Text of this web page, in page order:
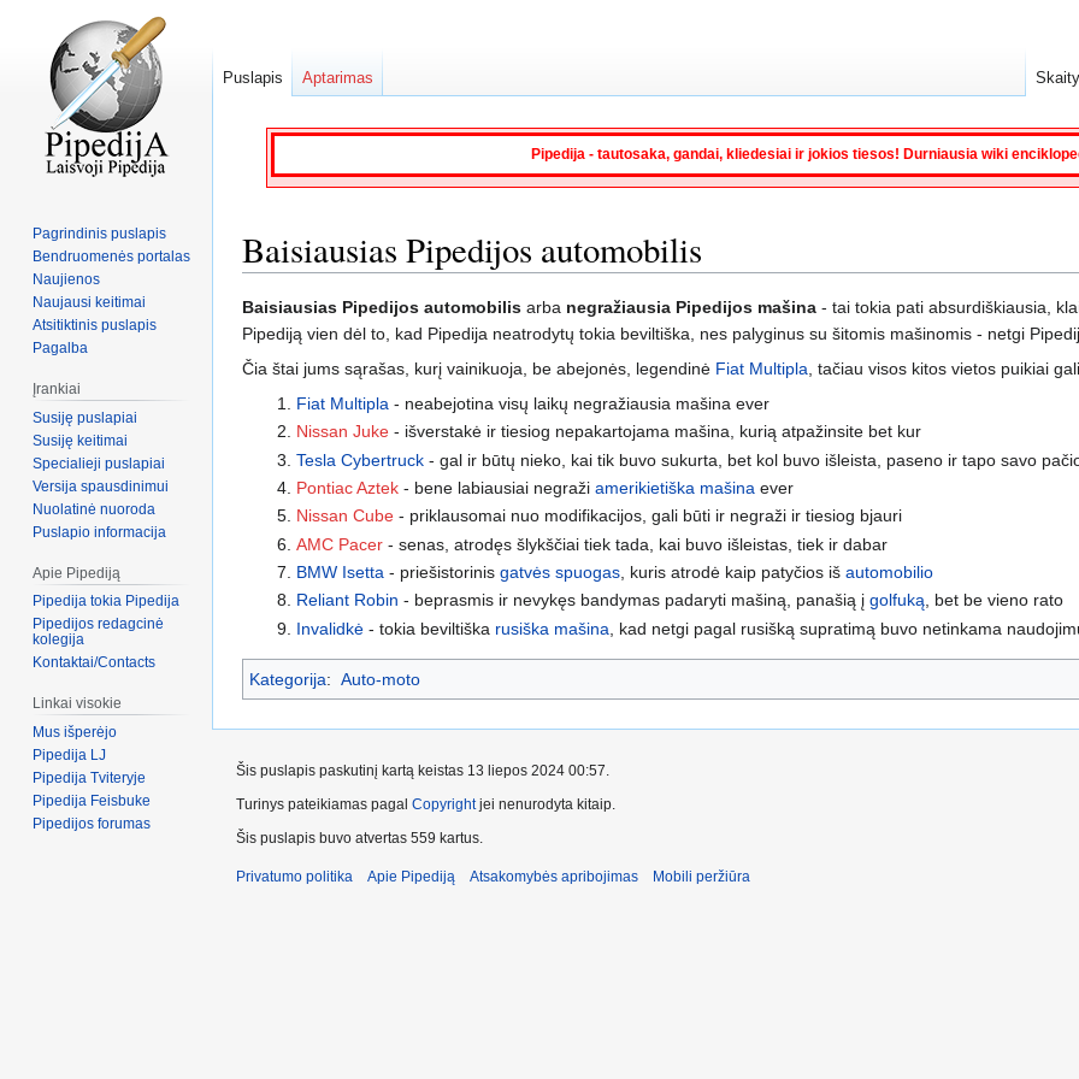
Pipedija - tautosaka, gandai, kliedesiai ir jokios tiesos! Durniausia wiki
Baisiausias Pipedijos automobilis
Jump
to
navigation
Jump
to
search
Baisiausias Pipedijos automobilis arba negražiausia Pipedijos mašina - tai tokia pati absurdiškiausia,
Pipediją vien dėl to, kad Pipedija neatrodytų tokia beviltiška, nes palyginus su šitomis mašinomis - netgi
Čia štai jums sąrašas, kurį vainikuoja, be abejonės, legendinė Fiat Multipla , tačiau visos kitos vietos puikiai
Fiat Multipla - neabejotina visų laikų negražiausia mašina ever
Nissan Juke- išverstakė ir tiesiog nepakartojama mašina, kurią atpažinsite bet kur
Tesla Cybertruck- gal ir būtų nieko, kai tik buvo sukurta, bet kol buvo išleista, paseno ir tapo savo
Pontiac Aztek- bene labiausiai negraži amerikietiška mašina ever
Nissan Cube- priklausomai nuo modifikacijos, gali būti ir negraži ir tiesiog bjauri
AMC Pacer- senas, atrodęs šlykščiai tiek tada, kai buvo išleistas, tiek ir dabar
BMW Isetta - priešistorinis gatvės spuogas, kuris atrodė kaip patyčios iš automobilio
Reliant Robin - beprasmis ir nevykęs bandymas padaryti mašiną, panašią į golfuką, bet be vieno rato
Invalidkė- tokia beviltiška rusiška mašina , kad netgi pagal rusišką supratimą buvo netinkama
Kategorija: Auto-moto
Puslapis Aptarimas
Pagrindinis puslapis
Bendruomenės portalas
Naujienos
Naujausi keitimai
Atsitiktinis puslapis
Pagalba
Įrankiai
Susiję puslapiai
Susiję keitimai
Specialieji puslapiai
Versija spausdinimui
Nuolatinė nuoroda
Puslapio informacija
Apie Pipediją
Pipedija tokia Pipedija
Pipedijos redagcinė
kolegija
Kontaktai/Contacts
Linkai visokie
Mus išperėjo
Pipedija LJ
Pipedija Tviteryje
Pipedija Feisbuke
Pipedijos forumas
Šis puslapis paskutinį kartą keistas 13 liepos 2024 00:57.
Turinys pateikiamas pagal Copyrightjei nenurodyta kitaip.
Šis puslapis buvo atvertas 559 kartus.
Privatumo politika Apie Pipediją Atsakomybės apribojimas Mobili peržiūra